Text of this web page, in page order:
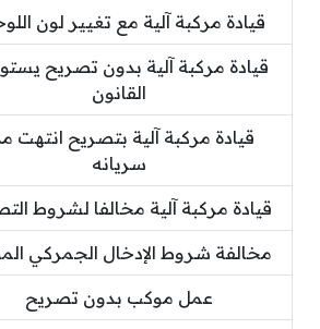
قيادة مركبة آلية مع تغيير لون
قيادة مركبة آلية بدون تصريح
القانون
قيادة مركبة آلية بتصريح انتهت
سريانه
قيادة مركبة آلية مخالفا لشروط
مخالفة شروط الإدخال الجمركي
عمل موكب بدون تصريح